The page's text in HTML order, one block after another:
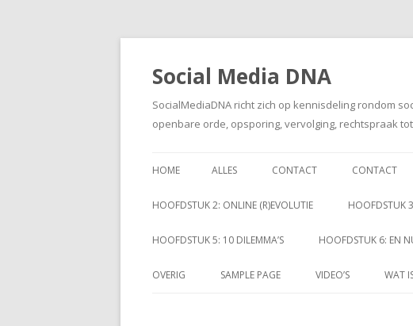
Social Media DNA
SocialMediaDNA richt zich op kennisdeling rondom
openbare orde, opsporing, vervolging, rechtspraak
HOME ALLES CONTACT CONTACT
HOOFDSTUK 2: ONLINE (R)EVOLUTIE HOOFDSTUK
HOOFDSTUK 5: 10 DILEMMA’S HOOFDSTUK 6: EN
OVERIG SAMPLE PAGE VIDEO’S WAT